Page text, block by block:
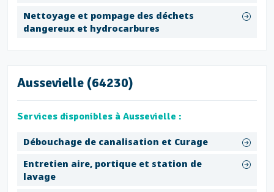
Nettoyage et pompage des déchets
dangereux et hydrocarbures
Aussevielle (64230)
Services disponibles à Aussevielle :
Débouchage de canalisation et Curage
Entretien aire, portique et station de
lavage